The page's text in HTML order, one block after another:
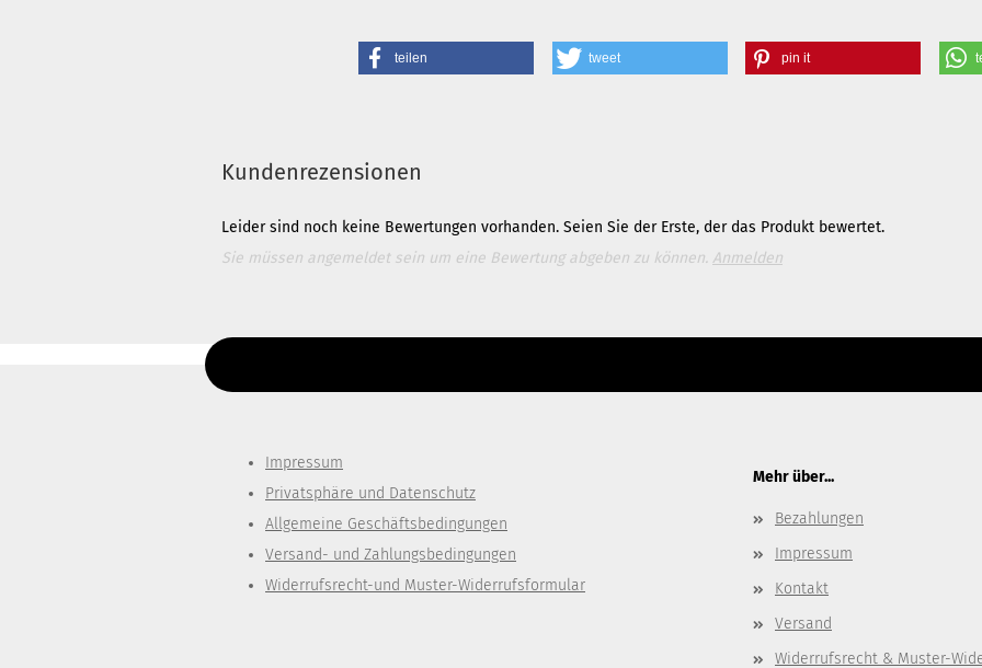
teilen tweet pin it
Kundenrezensionen
Leider sind noch keine Bewertungen vorhanden. Seien Sie der Erste, der das Produkt bewertet.
Sie müssen angemeldet sein um eine Bewertung abgeben zu können. Anmelden
Impressum
Privatsphäre und Datenschutz
Allgemeine Geschäftsbedingungen
Versand- und Zahlungsbedingungen
Widerrufsrecht-und Muster-Widerrufsformular
Mehr über...
Bezahlungen
Impressum
Kontakt
Versand
Widerrufsrecht & Muster-